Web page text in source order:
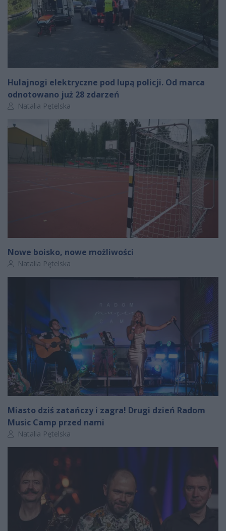
Hulajnogi elektryczne pod lupą policji. Od marca
odnotowano już 28 zdarzeń
Autor artykułu:
Natalia Pętelska
Nowe boisko, nowe możliwości
Autor artykułu:
Natalia Pętelska
Miasto dziś zatańczy i zagra! Drugi dzień Radom
Music Camp przed nami
Autor artykułu:
Natalia Pętelska